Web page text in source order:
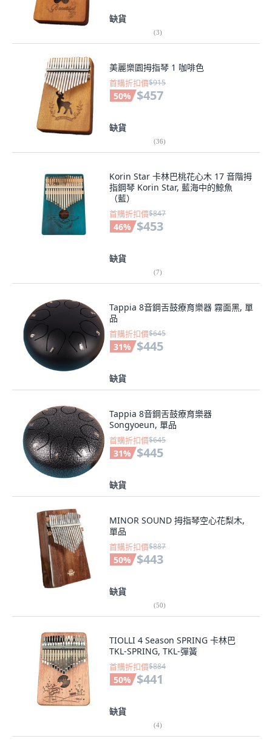
缺貨
(3)
美麗樂園拇指琴 1 咖啡色
首購折扣價$915
50% $457
缺貨
(36)
Korin Star 卡林巴桃花心木 17 音階拇
指鋼琴 Korin Star, 藍海中的鯨魚
（藍）
首購折扣價$847
46% $453
缺貨
(7)
Tappia 8音鋼舌鼓療育樂器 霧面黑, 單
品
首購折扣價$645
31% $445
缺貨
Tappia 8音鋼舌鼓療育樂器
Songyoeun, 單品
首購折扣價$645
31% $445
缺貨
MINOR SOUND 拇指琴空心花梨木,
單品
首購折扣價$887
50% $443
缺貨
(50)
TIOLLI 4 Season SPRING 卡林巴
TKL-SPRING, TKL-彈簧
首購折扣價$884
50% $441
缺貨
(4)